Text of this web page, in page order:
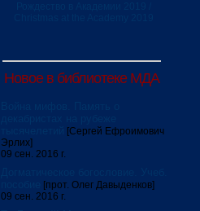
Новое в библиотеке МДА
[Сергей Ефроимович
Эрлих]
09 сен. 2016 г.
[прот. Олег Давыденков]
09 сен. 2016 г.